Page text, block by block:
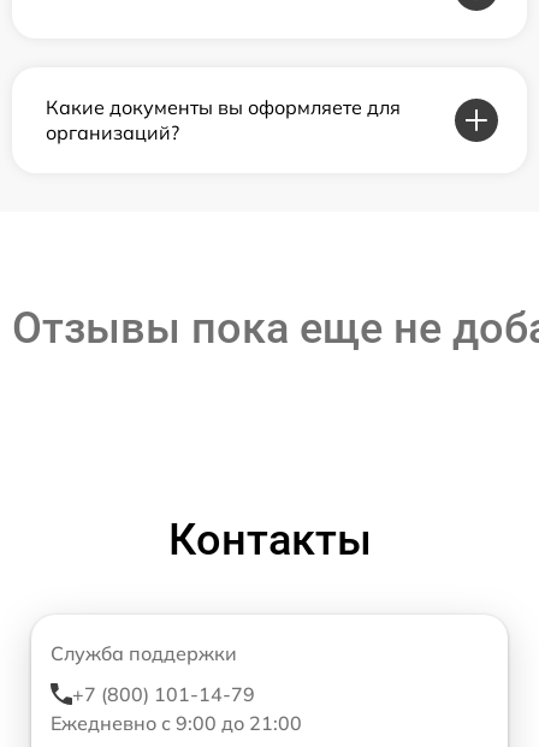
Какие документы вы оформляете для
организаций?
Отзывы пока еще не
Контакты
Служба поддержки
+7 (800) 101-14-79
Ежедневно с 9:00 до 21:00